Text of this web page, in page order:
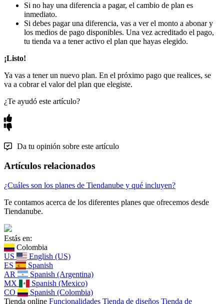
Si no hay una diferencia a pagar, el cambio de plan es
inmediato.
Si debes pagar una diferencia, vas a ver el monto a abonar y
los medios de pago disponibles. Una vez acreditado el pago,
tu tienda va a tener activo el plan que hayas elegido.
¡Listo!
Ya vas a tener un nuevo plan. En el próximo pago que realices, se
va a cobrar el valor del plan que elegiste.
¿Te ayudó este artículo?
Da tu opinión sobre este artículo
Artículos relacionados
¿Cuáles son los planes de Tiendanube y qué incluyen?
Te contamos acerca de los diferentes planes que ofrecemos desde
Tiendanube.
Estás en:
Colombia
US
English (US)
ES
Spanish
AR
Spanish (Argentina)
MX
Spanish (Mexico)
CO
Spanish (Colombia)
Tienda online Funcionalidades Tienda de diseños Tienda de